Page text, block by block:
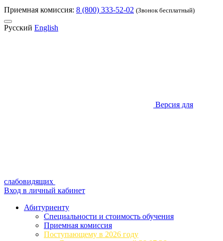
Приемная комиссия: 8 (800) 333-52-02 (Звонок бесплатный)
Русский English
Версия для
слабовидящих
Вход в личный кабинет
Абитуриенту
Специальности и стоимость обучения
Приемная комиссия
Поступающему в 2026 году